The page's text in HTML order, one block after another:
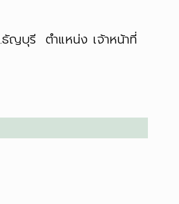
ญบุรี ตำแหน่ง เจ้าหน้าที่